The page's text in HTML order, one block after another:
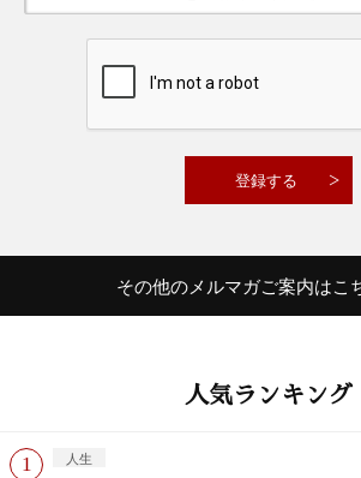
その他のメルマガご案内はこ
人気ランキング
人生